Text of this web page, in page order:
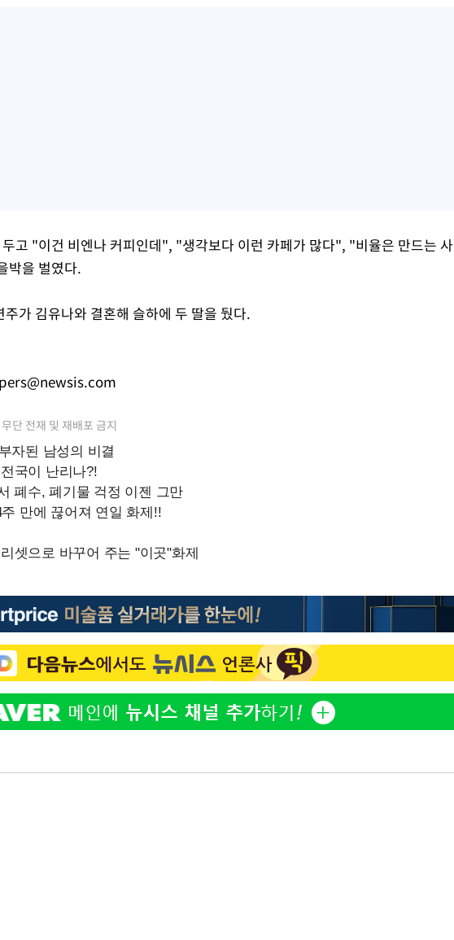
고 "이건 비엔나 커피인데", "생각보다 이런 카페가 많다", "비율은 만드는 사
박을 벌였다.
가 김유나와 결혼해 슬하에 두 딸을 뒀다.
단 전재 및 재배포 금지